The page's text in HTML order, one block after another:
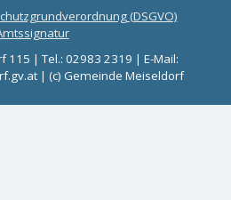
(DSGVO)
115 | Tel.: 02983 2319 | E-Mail:
| (c) Gemeinde Meiseldorf